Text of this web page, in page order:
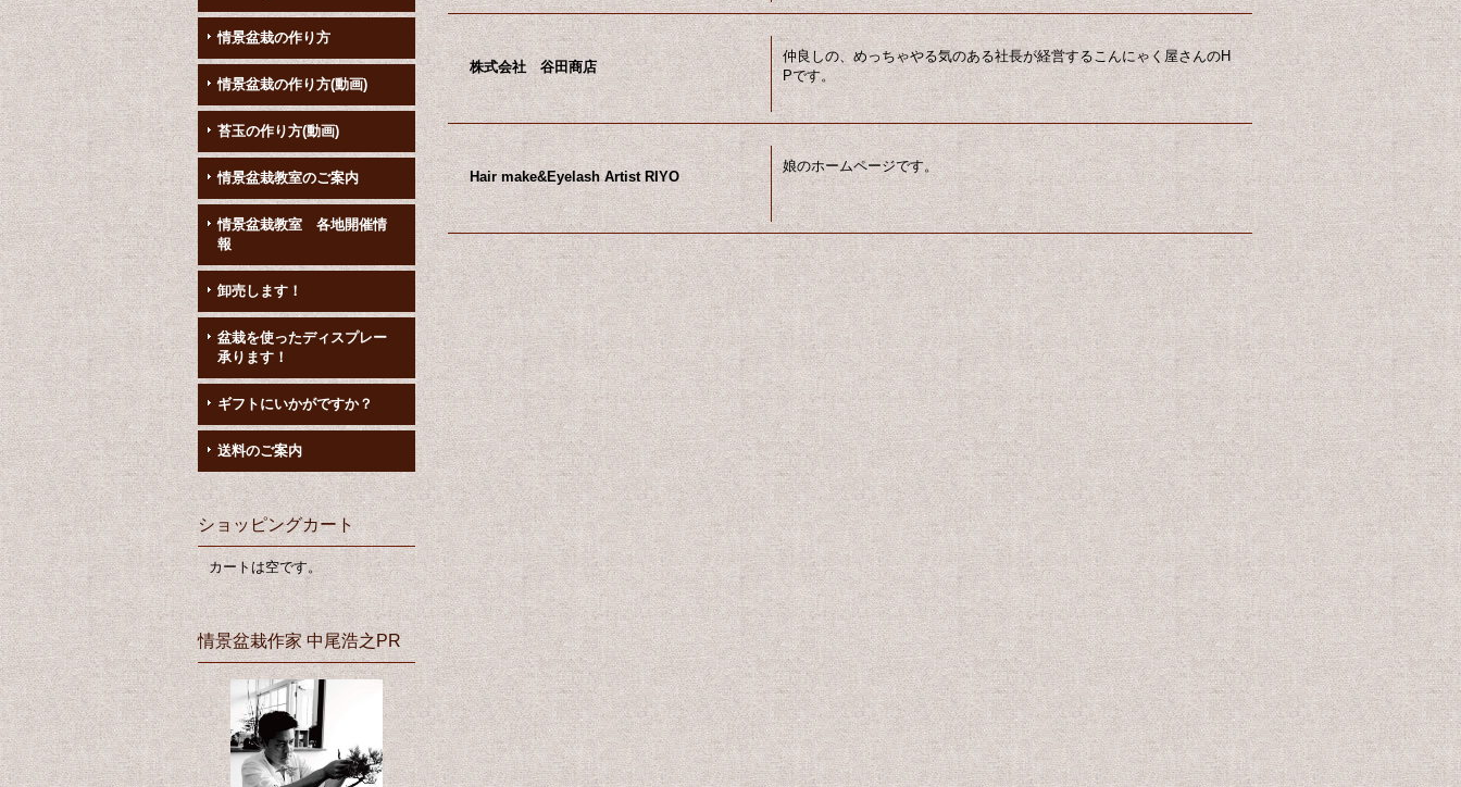
情景盆栽の作り方
情景盆栽の作り方(動画)
苔玉の作り方(動画)
情景盆栽教室のご案内
情景盆栽教室 各地開催情
報
卸売します！
盆栽を使ったディスプレー
承ります！
ギフトにいかがですか？
送料のご案内
ショッピングカート
カートは空です。
情景盆栽作家 中尾浩之PR
株式会社 谷田商店
仲良しの、めっちゃやる気のある社長が経営するこんにゃく屋さんのH
Pです。
Hair make&Eyelash Artist RIYO
娘のホームページです。